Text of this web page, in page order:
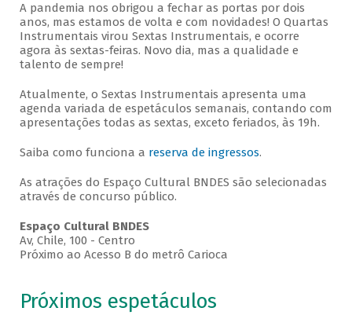
A pandemia nos obrigou a fechar as portas por dois
anos, mas estamos de volta e com novidades! O Quartas
Instrumentais virou Sextas Instrumentais, e ocorre
agora às sextas-feiras. Novo dia, mas a qualidade e
talento de sempre!
Atualmente, o Sextas Instrumentais apresenta uma
agenda variada de espetáculos semanais, contando com
apresentações todas as sextas, exceto feriados, às 19h.
Saiba como funciona a reserva de ingressos.
As atrações do Espaço Cultural BNDES são selecionadas
através de concurso público.
Espaço Cultural BNDES
Av, Chile, 100 - Centro
Próximo ao Acesso B do metrô Carioca
Próximos espetáculos